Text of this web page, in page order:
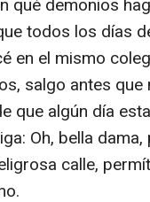
qué demonios
todos los días
en el mismo
salgo antes que
que algún día
Oh, bella dama,
calle,